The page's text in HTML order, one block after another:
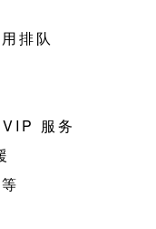
排队
服务